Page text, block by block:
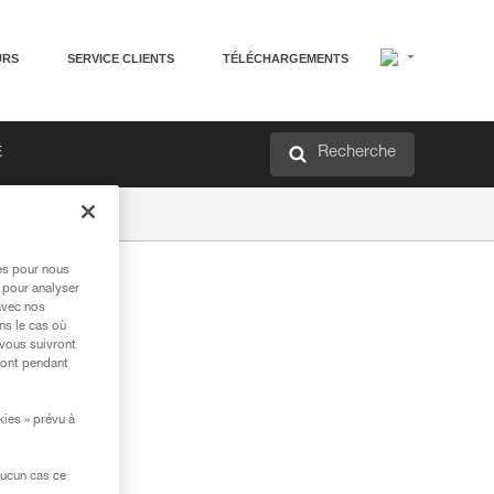
SERVICE CLIENTS TÉLÉCHARGEMENTS
Recherche
pour nous
analyser
nos
le cas où
suivront
pendant
» prévu à
cas ce